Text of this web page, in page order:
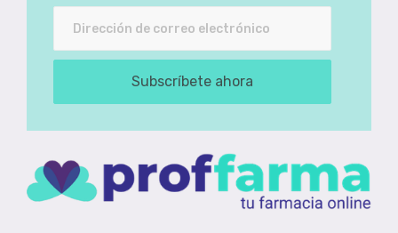
Subscríbete ahora